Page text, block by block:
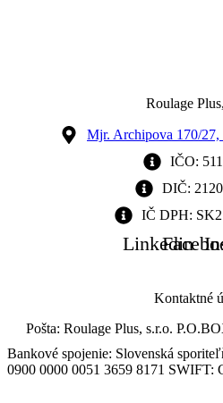
Roulage
Mjr. Archipova 170/
IČO:
DIČ:
IČ DPH:
Linkedin
Kontaktné
Pošta: Roulage Plus, s.r.o.
Bankové spojenie: Slovenská
0900 0000 0051 3659 8171